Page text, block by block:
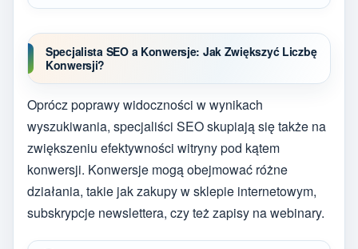
Specjalista SEO a Konwersje: Jak Zwiększyć Liczbę
Konwersji?
Oprócz poprawy widoczności w wynikach
wyszukiwania, specjaliści SEO skupiają się także na
zwiększeniu efektywności witryny pod kątem
konwersji. Konwersje mogą obejmować różne
działania, takie jak zakupy w sklepie internetowym,
subskrypcje newslettera, czy też zapisy na webinary.